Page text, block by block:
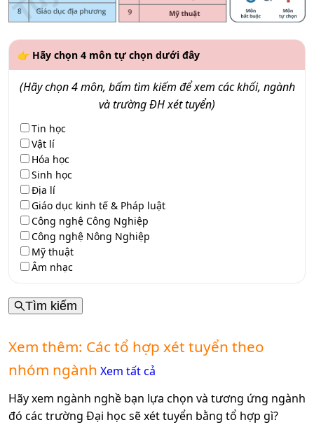
👉 Hãy chọn 4 môn tự chọn dưới đây
(Hãy chọn 4 môn, bấm tìm kiếm để xem các khối, ngành
và trường ĐH xét tuyển)
Tin học
Vật lí
Hóa học
Sinh học
Địa lí
Giáo dục kinh tế & Pháp luật
Công nghệ Công Nghiệp
Công nghệ Nông Nghiệp
Mỹ thuật
Âm nhạc
Tìm kiếm
Xem thêm: Các tổ hợp xét tuyển theo
nhóm ngành Xem tất cả
Hãy xem ngành nghề bạn lựa chọn và tương ứng ngành
đó các trường Đại học sẽ xét tuyển bằng tổ hợp gì?